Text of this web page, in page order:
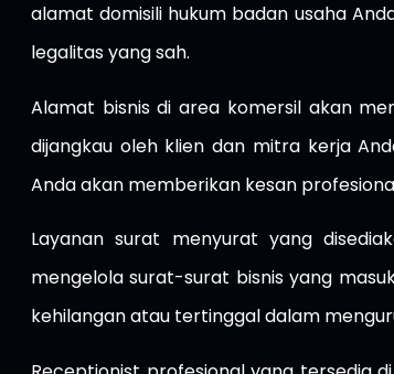
alamat domisili hukum badan usaha
legalitas yang sah.
Alamat bisnis di area komersil akan
dijangkau oleh klien dan mitra kerja
Anda akan memberikan kesan
Layanan surat menyurat yang
mengelola surat-surat bisnis yang
kehilangan atau tertinggal dalam